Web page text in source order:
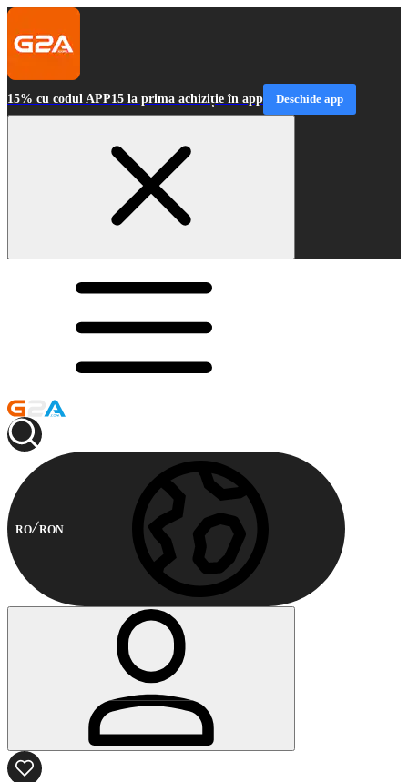
15% cu codul APP15 la prima achiziție în app Deschide app
RO RON